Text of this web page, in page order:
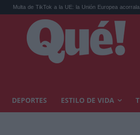
de TikTok a la UE: la Unión Europea acorrala...
DEPORTES ESTILO DE VIDA